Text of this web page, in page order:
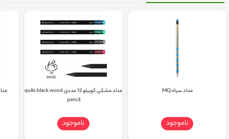
مداد سیاه MQ
ناموجود
مداد مشکی کوییلو 12 عددی quilo black wood
pencil
ناموجود
مداد